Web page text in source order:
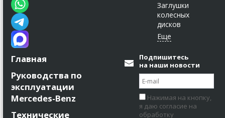
Заглушки
колесных
дисков
Главная
Руководства по
эксплуатации
Mercedes-Benz
Технические
Подпишитесь
на наши новости
Нажимая на кнопку,
я даю согласие на
обработку